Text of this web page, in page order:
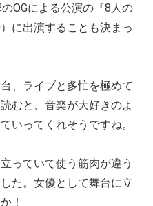
OGによる公演の『8人の
に出演することも決まっ
、ライブと多忙を極めて
むと、音楽が大好きのよ
いってくれそうですね。
っていて使う筋肉が違う
た。女優として舞台に立
！